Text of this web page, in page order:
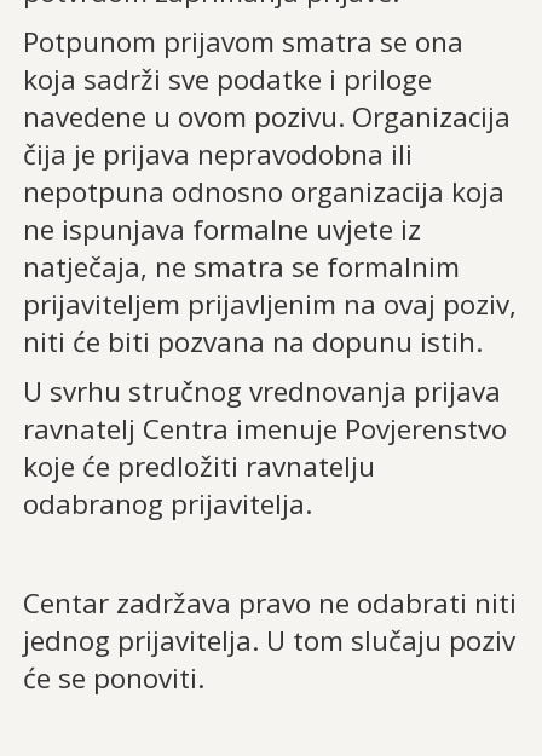
Potpunom prijavom smatra se ona
koja sadrži sve podatke i priloge
navedene u ovom pozivu. Organizacija
čija je prijava nepravodobna ili
nepotpuna odnosno organizacija koja
ne ispunjava formalne uvjete iz
natječaja, ne smatra se formalnim
prijaviteljem prijavljenim na ovaj poziv,
niti će biti pozvana na dopunu istih.
U svrhu stručnog vrednovanja prijava
ravnatelj Centra imenuje Povjerenstvo
koje će predložiti ravnatelju
odabranog prijavitelja.
Centar zadržava pravo ne odabrati niti
jednog prijavitelja. U tom slučaju poziv
će se ponoviti.